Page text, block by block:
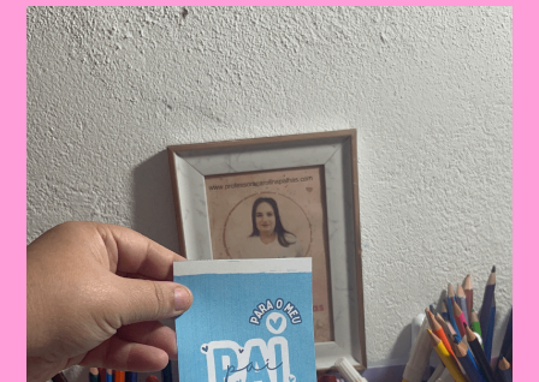
Dia
Dos
Pais:
Celebração
E
Aprendizado
Na
Educação
Infantil
E
Fundamental